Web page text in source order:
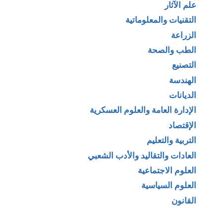
علم الآثار
التقنيات والمعلوماتية
الزراعة
الطب والصحة
التصنيع
الهندسة
الديانات
الإدارة العامة والعلوم العسكرية
الإقتصاد
التربية والتعليم
العادات والتقاليد والأدب الشعبي
العلوم الاجتماعية
العلوم السياسية
القانون